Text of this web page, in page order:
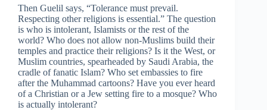
Then Guelil says, “Tolerance must prevail.
Respecting other religions is essential.” The question
is who is intolerant, Islamists or the rest of the
world? Who does not allow non-Muslims build their
temples and practice their religions? Is it the West, or
Muslim countries, spearheaded by Saudi Arabia, the
cradle of fanatic Islam? Who set embassies to fire
after the Muhammad cartoons? Have you ever heard
of a Christian or a Jew setting fire to a mosque? Who
is actually intolerant?